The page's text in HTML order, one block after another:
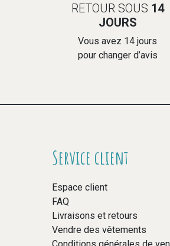
RETOUR SOUS 14
JOURS
Vous avez 14 jours
pour changer d’avis
Service client
Espace client
FAQ
Livraisons et retours
Vendre des vêtements
Conditions générales de